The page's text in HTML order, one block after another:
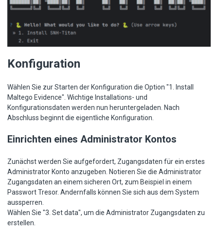
Konfiguration
Wählen Sie zur Starten der Konfiguration die Option "1. Install
Maltego Evidence". Wichtige Installations- und
Konfigurationsdaten werden nun heruntergeladen. Nach
Abschluss beginnt die eigentliche Konfiguration.
Einrichten eines Administrator Kontos
Zunächst werden Sie aufgefordert, Zugangsdaten für ein erstes
Administrator Konto anzugeben. Notieren Sie die Administrator
Zugangsdaten an einem sicheren Ort, zum Beispiel in einem
Passwort Tresor. Andernfalls können Sie sich aus dem System
aussperren.
Wählen Sie "3. Set data", um die Administrator Zugangsdaten zu
erstellen.